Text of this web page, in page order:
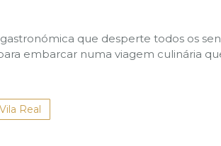
que desperte todos os
embarcar numa viagem culinária
Vila Real